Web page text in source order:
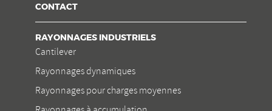
CONTACT
RAYONNAGES INDUSTRIELS
Cantilever
Rayonnages dynamiques
Rayonnages pour charges moyennes